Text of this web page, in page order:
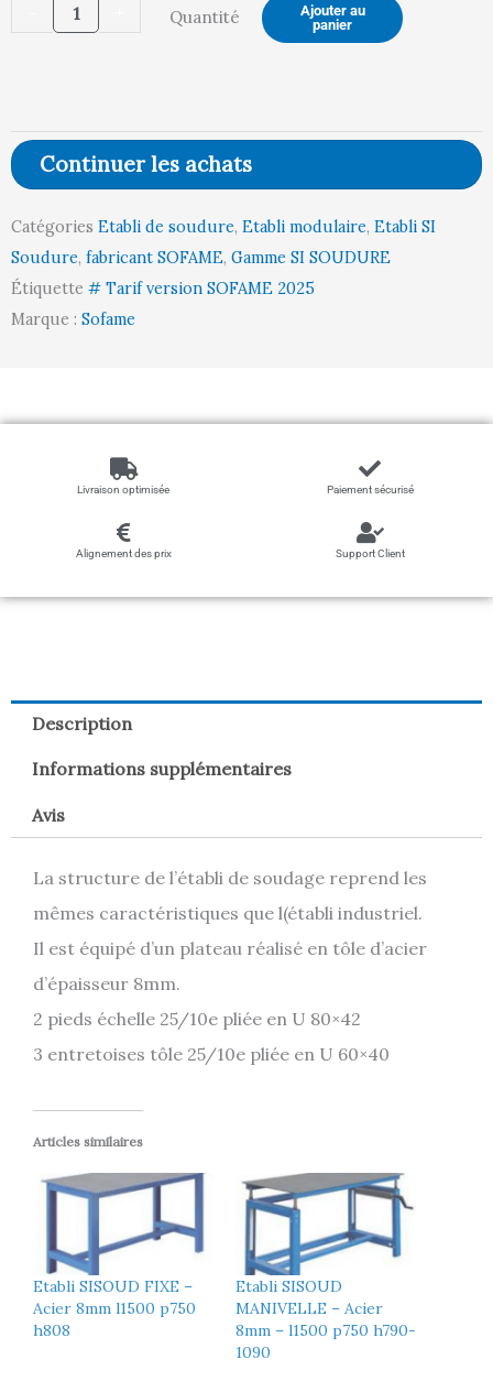
645,00 €.
8MM
L1200
FIXE
808
Quantité
Ajouter au
panier
Continuer les achats
Catégories Etabli de soudure, Etabli modulaire, Etabli SI
Soudure, fabricant SOFAME, Gamme SI SOUDURE
Étiquette # Tarif version SOFAME 2025
Marque : Sofame
Livraison optimisée Paiement sécurisé
Alignement des prix Support Client
Description
Informations supplémentaires
Avis
La structure de l’établi de soudage reprend les
mêmes caractéristiques que l(établi industriel.
Il est équipé d’un plateau réalisé en tôle d’acier
d’épaisseur 8mm.
2 pieds échelle 25/10e pliée en U 80×42
3 entretoises tôle 25/10e pliée en U 60×40
Articles similaires
Etabli SISOUD FIXE –
Acier 8mm l1500 p750
h808
Etabli SISOUD
MANIVELLE – Acier
8mm – l1500 p750 h790-
1090